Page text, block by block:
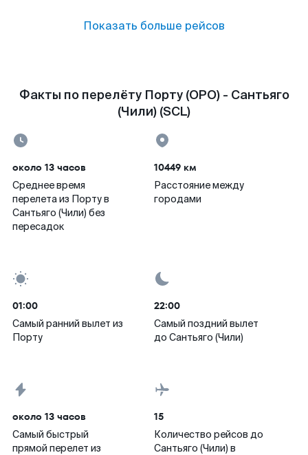
Показать больше рейсов
Факты по перелёту Порту (OPO) - Сантьяго
(Чили) (SCL)
около 13 часов
Среднее время
перелета из Порту в
Сантьяго (Чили) без
пересадок
10449 км
Расстояние между
городами
01:00
Самый ранний вылет из
Порту
22:00
Самый поздний вылет
до Сантьяго (Чили)
около 13 часов
Самый быстрый
прямой перелет из
15
Количество рейсов до
Сантьяго (Чили) в